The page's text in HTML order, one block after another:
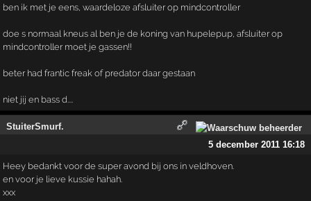
ben ik met je eens, waardeloze afsluiter op mindcontroller
doe s normaal kneus al ben je de koning van hupelepup, afsluiter op
mindcontroller moet je gassen!!
beter had frantic freak of predator daar gestaan
niet jij en bass d....
StuiterSmurf.
5 december 2011 16:18
Heey bedankt voor de super avond bij ons in veldhoven.
en voor je lieve kussie hahah.
xxx